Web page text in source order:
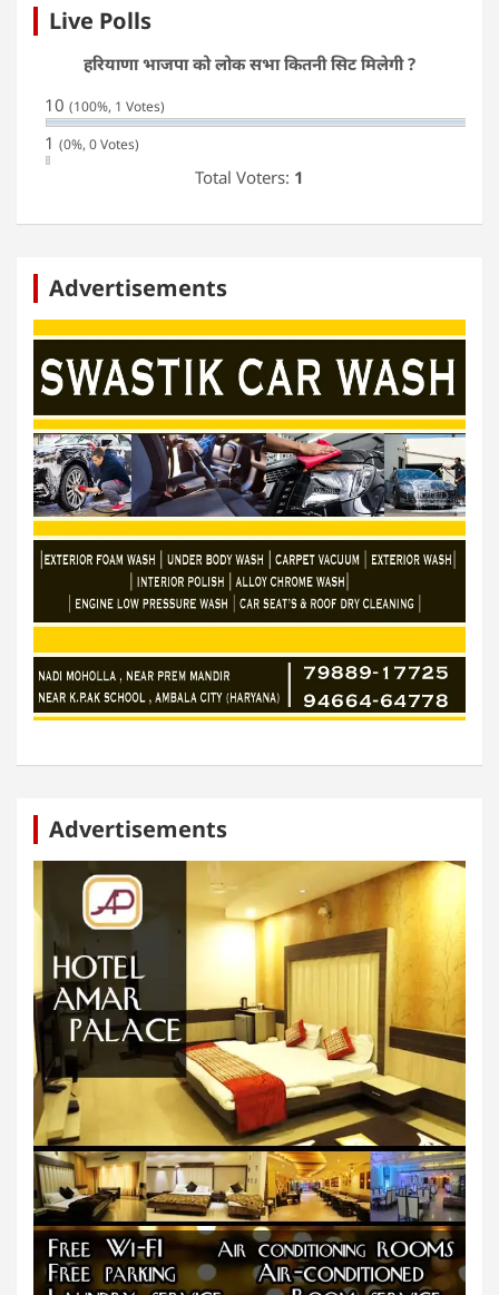
Live Polls
हरियाणा भाजपा को लोक सभा कितनी सिट मिलेगी ?
10 (100%, 1 Votes)
1 (0%, 0 Votes)
Total Voters: 1
Advertisements
Advertisements